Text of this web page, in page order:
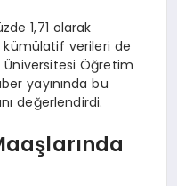
1,71 olarak
kümülatif verileri de
Üniversitesi Öğretim
yayınında bu
değerlendirdi.